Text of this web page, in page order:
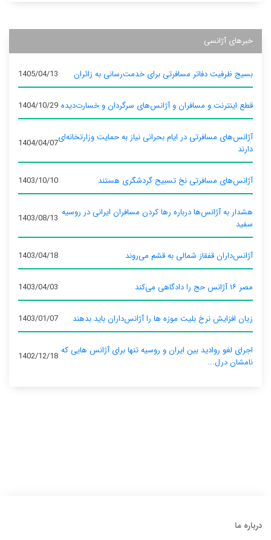
خبرهای آژانسی
بسیج ظرفیت دفاتر مسافرتی برای خدمت‌رسانی به زائران 1405/04/13
قطع اینترنت و مسافران و آژانس‌های سرگردان و خسارت‌دیده 1404/10/29
آژانس‌های مسافرتی در ایام بحرانی نیاز به حمایت وزارتخانه‌ای
دارند
1404/04/07
آژانس‌های مسافرتی نخ تسبیح گردشگری هستند 1403/10/10
هشدار به آژانس‌ها درباره رها کردن مسافران ایرانی در روسیه
سفید
1403/08/13
آژانس‌داران قفقاز شمالی به قشم می‌روند 1403/04/18
مصر ۱۶ آژانس حج را دادگاهی می‌کند 1403/04/03
زیان افزایش نرخ بلیت موزه ها را آژانس‌داران باید بدهند 1403/01/07
اجرای لغو روادید بین ایران و روسیه تنها برای آژانس‌ هایی که
نامشان درل...
1402/12/18
درباره ما